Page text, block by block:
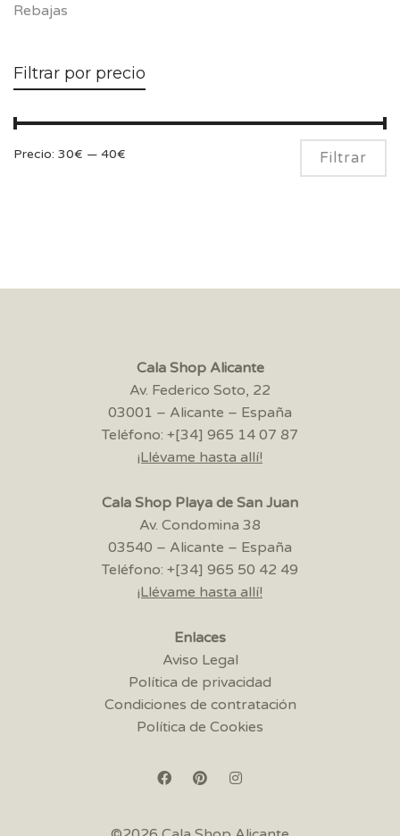
Rebajas
Filtrar por precio
Filtrar
Precio: 30€ — 40€
Cala Shop Alicante
Av. Federico Soto, 22
03001 – Alicante – España
Teléfono: +[34] 965 14 07 87
¡Llévame hasta allí!
Cala Shop Playa de San Juan
Av. Condomina 38
03540 – Alicante – España
Teléfono: +[34] 965 50 42 49
¡Llévame hasta allí!
Enlaces
Aviso Legal
Política de privacidad
Condiciones de contratación
Política de Cookies